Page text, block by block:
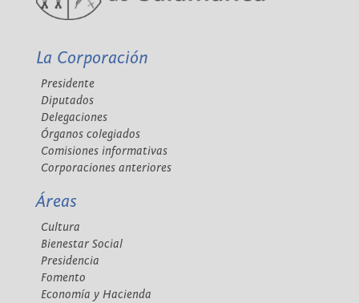
La Corporación
Presidente
Diputados
Delegaciones
Órganos colegiados
Comisiones informativas
Corporaciones anteriores
Áreas
Cultura
Bienestar Social
Presidencia
Fomento
Economía y Hacienda